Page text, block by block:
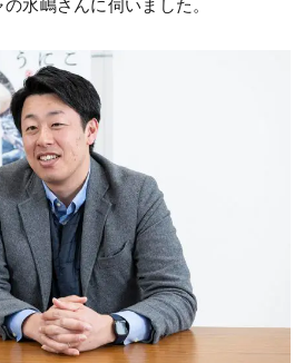
水嶋さんに伺いました。